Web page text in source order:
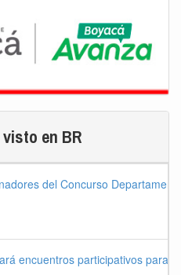
en BR
del Concurso
encuentros participativos para